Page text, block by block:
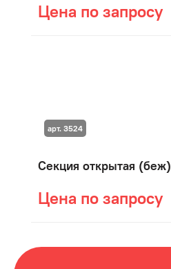
Цена по запросу
Секция открытая (беж)
Цена по запросу
арт. 3524